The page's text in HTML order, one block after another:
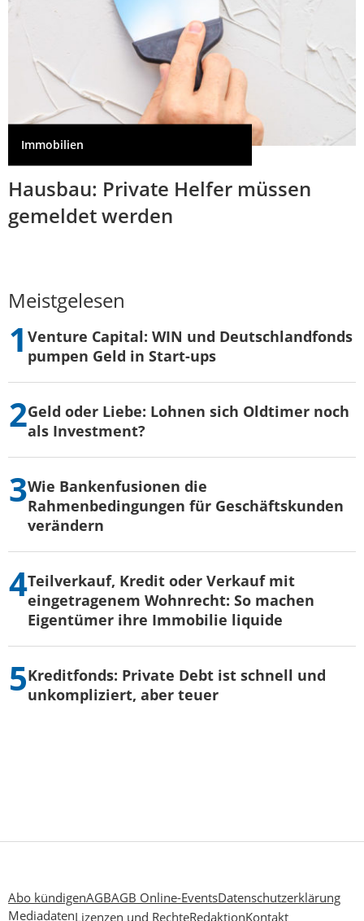
Immobilien
Hausbau: Private Helfer müssen
gemeldet werden
Meistgelesen
Venture Capital: WIN und Deutschlandfonds
pumpen Geld in Start-ups
Geld oder Liebe: Lohnen sich Oldtimer noch
als Investment?
Wie Bankenfusionen die
Rahmenbedingungen für Geschäftskunden
verändern
Teilverkauf, Kredit oder Verkauf mit
eingetragenem Wohnrecht: So machen
Eigentümer ihre Immobilie liquide
Kreditfonds: Private Debt ist schnell und
unkompliziert, aber teuer
Abo kündigenAGBAGB Online-EventsDatenschutzerklärung
MediadatenLizenzen und RechteRedaktionKontakt